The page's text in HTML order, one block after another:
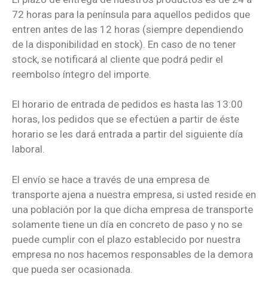
72 horas para la península para aquellos pedidos que
entren antes de las 12 horas (siempre dependiendo
de la disponibilidad en stock). En caso de no tener
stock, se notificará al cliente que podrá pedir el
reembolso íntegro del importe.
El horario de entrada de pedidos es hasta las 13:00
horas, los pedidos que se efectúen a partir de éste
horario se les dará entrada a partir del siguiente día
laboral.
El envío se hace a través de una empresa de
transporte ajena a nuestra empresa, si usted reside en
una población por la que dicha empresa de transporte
solamente tiene un día en concreto de paso y no se
puede cumplir con el plazo establecido por nuestra
empresa no nos hacemos responsables de la demora
que pueda ser ocasionada.